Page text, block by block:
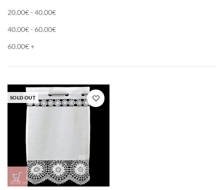
20.00€- 40.00€
40.00€- 60.00€
60.00€+
SOLD OUT